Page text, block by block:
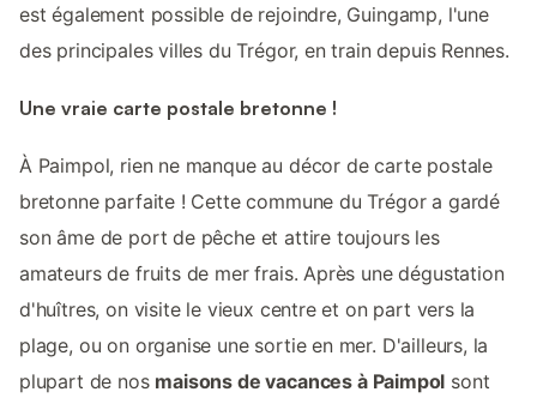
est également possible de rejoindre, Guingamp, l'une
des principales villes du Trégor, en train depuis Rennes.
Une vraie carte postale bretonne !
À Paimpol, rien ne manque au décor de carte postale
bretonne parfaite ! Cette commune du Trégor a gardé
son âme de port de pêche et attire toujours les
amateurs de fruits de mer frais. Après une dégustation
d'huîtres, on visite le vieux centre et on part vers la
plage, ou on organise une sortie en mer. D'ailleurs, la
plupart de nos maisons de vacances à Paimpol sont